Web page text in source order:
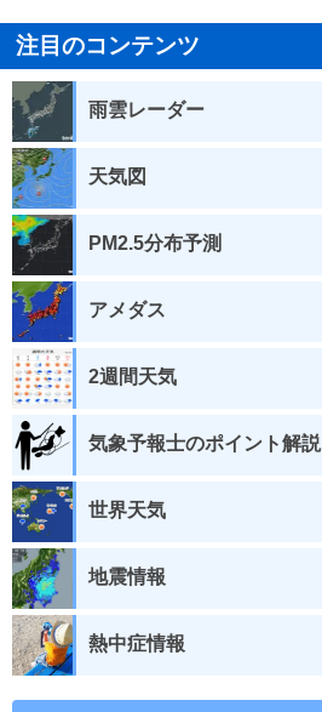
注目のコンテンツ
雨雲レーダー
天気図
PM2.5分布予測
アメダス
2週間天気
気象予報士のポイント解説
世界天気
地震情報
熱中症情報